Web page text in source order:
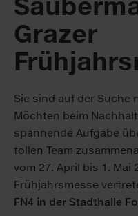
Grazer
Sie sind auf der Suche
Möchten beim
spannende Aufgabe
tollen Team
vom 27. April bis 1. Mai
Frühjahrsmesse
FN4 in der Stadthalle